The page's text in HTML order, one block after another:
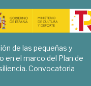
de las pequeñas y
en el marco del Plan de
Convocatoria